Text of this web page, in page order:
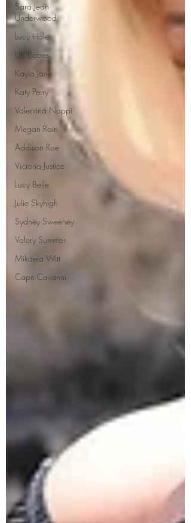
Sara Jean
Underwood
Lucy Hale
UK Babes
Kayla Jane
Katy Perry
Valentina Nappi
Megan Rain
Addison Rae
Victoria Justice
Lucy Belle
Julie Skyhigh
Sydney Sweeney
Valery Summer
Mikaela Witt
Capri Cavanni